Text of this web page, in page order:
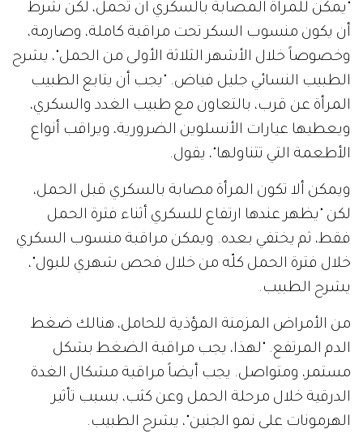
"يمكن للمرأة المصابة بالسكري أن تحمل، لكن شرط
أن يكون منسوب السكر تحت مراقبة كاملة، وصارمة،
وخصوصاً خلال الأشهر الثلاثة الأولى من الحمل"، يشرح
الطبيب النسائي جليل فياض. "يجب أن يتابع الطبيب
المرأة عن قرب، بالتعاون مع طبيب الغدد والسكري،
ويعطيها عيارات الأنسلوين الضرورية، ويراقب أنواع
الأطعمة التي تتناولها"، يقول.
ويمكن ألا تكون المرأة مصابة بالسكري قبل الحمل،
لكن "يظهر عندها ارتفاع للسكري أثناء فترة الحمل
فقط، ثم يختفي بعده. ويمكن مراقبة منسوب السكري
خلال فترة الحمل كلّه من خلال فحص شهري للبول"،
يشرح الطبيب.
من الأمراض المزمنة المؤذية للحامل، هنالك ضغط
الدم المرتفع. "لهذا، يجب مراقبة الضغط بشكل
مستمر، ومتواصل. يجب أيضاً مراقبة مشكال الغدة
الدرقية خلال مرحلة الحمل وعن كثب، بسبب تأثير
الهرمونات على نمو الجنين"، يشرح الطبيب.